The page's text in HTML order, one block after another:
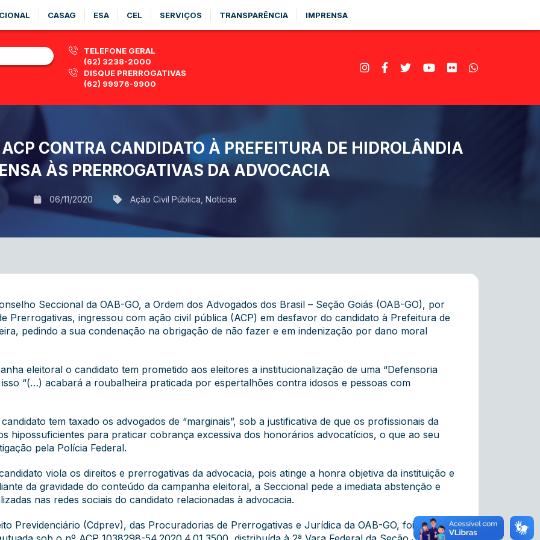
CASAG ESA CEL SERVIÇOS TRANSPARÊNCIA IMPRENSA
TELEFONE GERAL
(62) 3238-2000
DISQUE PRERROGATIVAS
(62) 99976-9900
CONTRA CANDIDATO À PREFEITURA DE HIDROLÂNDIA
ÀS PRERROGATIVAS DA ADVOCACIA
06/11/2020 Ação Civil Pública Notícias
Seccional da OAB-GO, a Ordem dos Advogados dos Brasil – Seção Goiás (OAB-GO), por
Prerrogativas, ingressou com ação civil pública (ACP) em desfavor do candidato à Prefeitura de
pedindo a sua condenação na obrigação de não fazer e em indenização por dano moral
eleitoral o candidato tem prometido aos eleitores a institucionalização de uma “Defensoria
“(…) acabará a roubalheira praticada por espertalhões contra idosos e pessoas com
tem taxado os advogados de “marginais”, sob a justificativa de que os profissionais da
hipossuficientes para praticar cobrança excessiva dos honorários advocatícios, o que ao seu
pela Polícia Federal.
viola os direitos e prerrogativas da advocacia, pois atinge a honra objetiva da instituição e
da gravidade do conteúdo da campanha eleitoral, a Seccional pede a imediata abstenção e
nas redes sociais do candidato relacionadas à advocacia.
Previdenciário (Cdprev), das Procuradorias de Prerrogativas e Jurídica da OAB-GO, foi